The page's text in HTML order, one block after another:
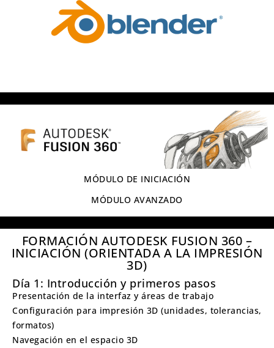
MÓDULO DE INICIACIÓN
MÓDULO AVANZADO
FORMACIÓN AUTODESK FUSION 360 –
INICIACIÓN (ORIENTADA A LA IMPRESIÓN
3D)
Día 1: Introducción y primeros pasos
Presentación de la interfaz y áreas de trabajo
Configuración para impresión 3D (unidades, tolerancias,
formatos)
Navegación en el espacio 3D